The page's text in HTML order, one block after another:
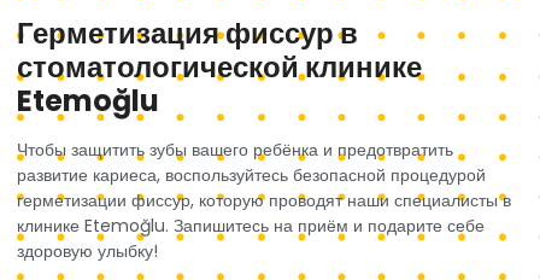
Герметизация фиссур в
стоматологической клинике
Etemoğlu
Чтобы защитить зубы вашего ребёнка и предотвратить
развитие кариеса, воспользуйтесь безопасной процедурой
герметизации фиссур, которую проводят наши специалисты в
клинике Etemoğlu. Запишитесь на приём и подарите себе
здоровую улыбку!